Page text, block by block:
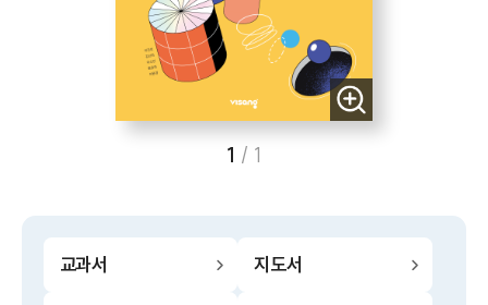
교과서 지도서
1 / 1